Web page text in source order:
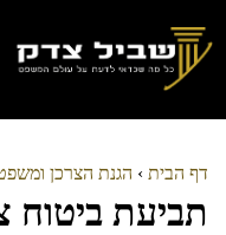
לתוכן
דף הבית › הגנת הצרכן
תביעת ביטוח